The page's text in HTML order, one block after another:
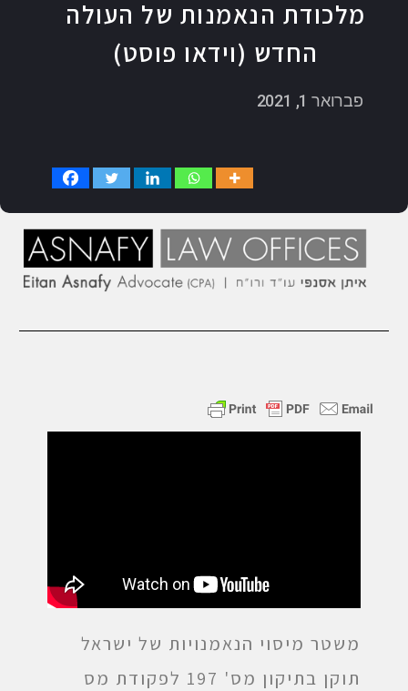
מלכודת הנאמנות של העולה
החדש (וידאו פוסט)
פברואר 1, 2021
משטר מיסוי הנאמנויות של ישראל
תוקן בתיקון מס' 197 לפקודת מס